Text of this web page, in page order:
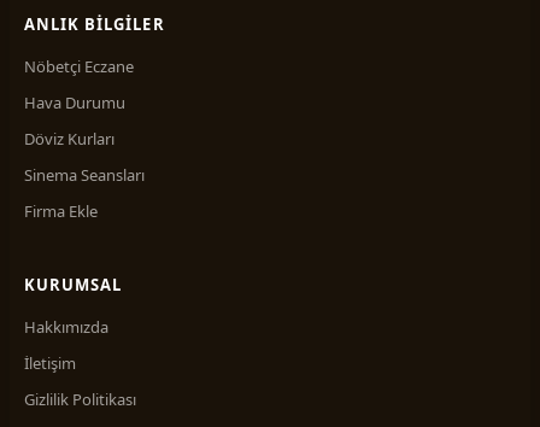
ANLIK BILGILER
Nöbetçi Eczane
Hava Durumu
Döviz Kurları
Sinema Seansları
Firma Ekle
KURUMSAL
Hakkımızda
İletişim
Gizlilik Politikası